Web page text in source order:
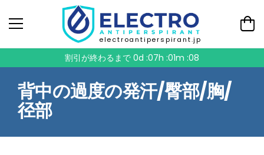
electroantiperspirant.jp
割引が終わるまで 0d :07h :01m :08
背中の過度の発汗/臀部/胸/
径部